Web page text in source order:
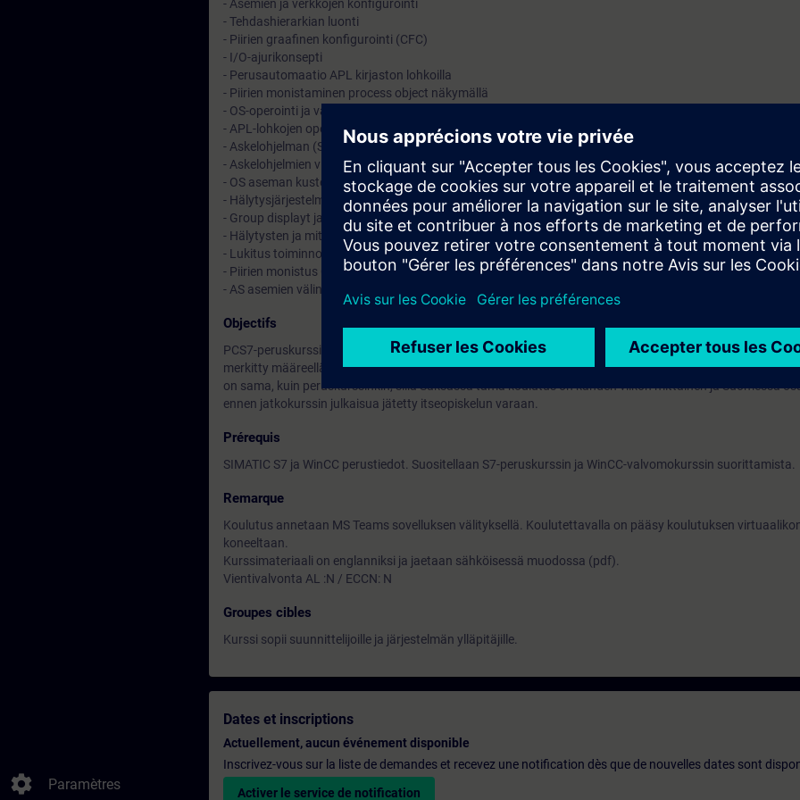
settings Paramètres
- Asemien ja verkkojen konfigurointi
- Tehdashierarkian luonti
- Piirien graafinen konfigurointi (CFC)
- I/O-ajurikonsepti
- Perusautomaatio APL kirjaston lohkoilla
- Piirien monistaminen process object näkymällä
- OS-operointi ja valvonta perusteet
- APL-lohkojen operointimoodit (automatiikka ja manuaali)
- Askelohjelman (SFC) perusteet (lyhyesti)
- Askelohjelmien visualisointi OS asemalla (lyhyesti)
- OS aseman kustomointi (lyhyesti)
- Hälytysjärjestelmän perusteet (lyhyesti)
- Group displayt ja status display tilatiedot (lyhyesti)
- Hälytysten ja mittausten arkistointi (lyhyesti)
- Lukitus toiminnot ja operointitilat (lyhyesti)
- Piirien monistus Control Modul Typejä hyödyntäen (lyhyesti)
- AS asemien välinen kommunikointi (lyhyesti)
Objectifs
PCS7-peruskurssille on olemassa jatko-osa PCS7-Jatko, jolla käsitellään asiat, jotka tämän kurssin
merkitty määreellä: (lyhyesti). Näistä aiheista on jatkokurssilla tarjolla lisätietoa ja harjoituksia.
on sama, kuin peruskurssinkin, sillä Saksassa tämä koulutus on kahden viikon mittainen ja Suomessa
ennen jatkokurssin julkaisua jätetty itseopiskelun varaan.
Prérequis
SIMATIC S7 ja WinCC perustiedot. Suositellaan S7-peruskurssin ja WinCC-valvomokurssin suorittamista.
Remarque
Koulutus annetaan MS Teams sovelluksen välityksellä. Koulutettavalla on pääsy koulutuksen
koneeltaan.
Kurssimateriaali on englanniksi ja jaetaan sähköisessä muodossa (pdf).
Vientivalvonta AL :N / ECCN: N
Groupes cibles
Kurssi sopii suunnittelijoille ja järjestelmän ylläpitäjille.
Dates et inscriptions
Actuellement, aucun événement disponible
Inscrivez-vous sur la liste de demandes et recevez une notification dès que de nouvelles dates sont
Activer le service de notification